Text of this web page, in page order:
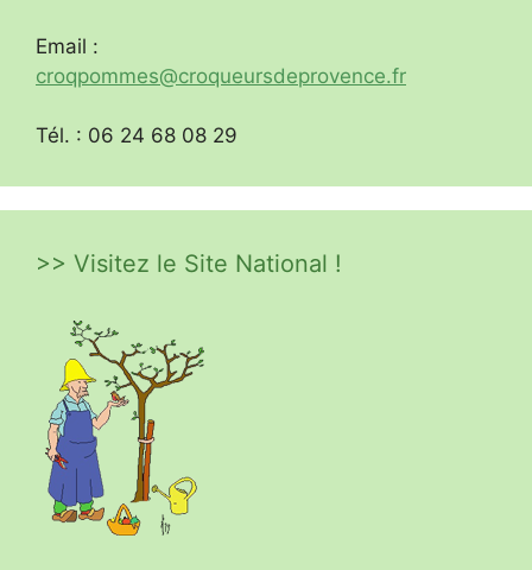
Email :
croqpommes@croqueursdeprovence.fr
Tél. : 06 24 68 08 29
>> Visitez le Site National !